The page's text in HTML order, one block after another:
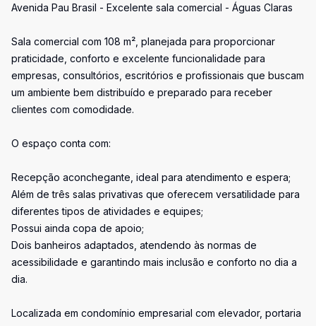
Avenida Pau Brasil - Excelente sala comercial - Águas Claras
Sala comercial com 108 m², planejada para proporcionar
praticidade, conforto e excelente funcionalidade para
empresas, consultórios, escritórios e profissionais que buscam
um ambiente bem distribuído e preparado para receber
clientes com comodidade.
O espaço conta com:
Recepção aconchegante, ideal para atendimento e espera;
Além de três salas privativas que oferecem versatilidade para
diferentes tipos de atividades e equipes;
Possui ainda copa de apoio;
Dois banheiros adaptados, atendendo às normas de
acessibilidade e garantindo mais inclusão e conforto no dia a
dia.
Localizada em condomínio empresarial com elevador, portaria